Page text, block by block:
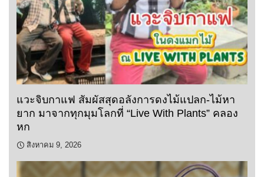
แวะจิบกาแฟ สัมผัสสุดอลังการดงไม้แปลก-ไม้หา
ยาก มาจากทุกมุมโลกที่ “Live With Plants” คลอง
หก
สิงหาคม 9, 2026